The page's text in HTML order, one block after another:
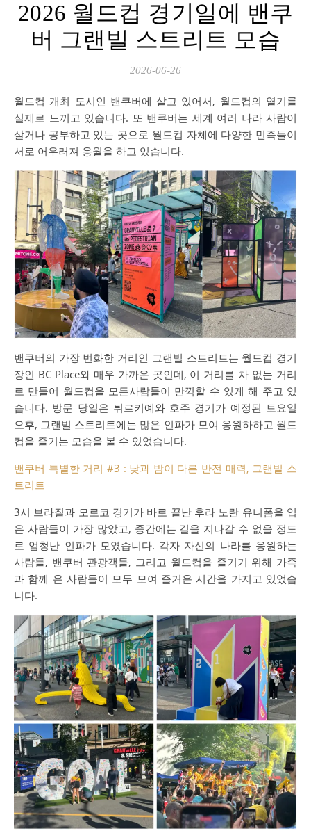
2026 월드컵 경기일에 밴쿠
버 그랜빌 스트리트 모습
2026-06-26
월드컵 개최 도시인 밴쿠버에 살고 있어서, 월드컵의 열기를
실제로 느끼고 있습니다. 또 밴쿠버는 세계 여러 나라 사람이
살거나 공부하고 있는 곳으로 월드컵 자체에 다양한 민족들이
서로 어우러져 응월을 하고 있습니다.
밴쿠버의 가장 번화한 거리인 그랜빌 스트리트는 월드컵 경기
장인 BC Place와 매우 가까운 곳인데, 이 거리를 차 없는 거리
로 만들어 월드컵을 모든사람들이 만끽할 수 있게 해 주고 있
습니다. 방문 당일은 튀르키예와 호주 경기가 예정된 토요일
오후, 그랜빌 스트리트에는 많은 인파가 모여 응원하하고 월드
컵을 즐기는 모습을 볼 수 있었습니다.
밴쿠버 특별한 거리 #3 : 낮과 밤이 다른 반전 매력, 그랜빌 스
트리트
3시 브라질과 모로코 경기가 바로 끝난 후라 노란 유니폼을 입
은 사람들이 가장 많았고, 중간에는 길을 지나갈 수 없을 정도
로 엄청난 인파가 모였습니다. 각자 자신의 나라를 응원하는
사람들, 밴쿠버 관광객들, 그리고 월드컵을 즐기기 위해 가족
과 함께 온 사람들이 모두 모여 즐거운 시간을 가지고 있었습
니다.